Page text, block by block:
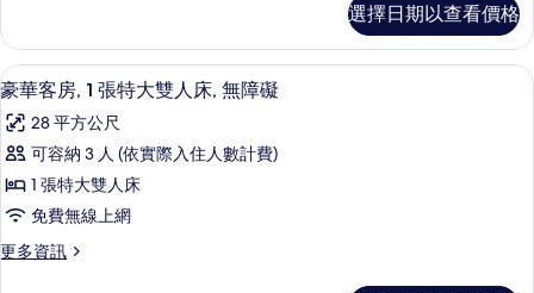
加
大
雙
人
床
的
所
有
客
房,
2
加
大
人
床
詳
選擇日期以查看價格
顯
示
豪
華
客
房,
1
高級寢具、羽絨被、客房內保險箱、書
10
豪華客房, 1 張特大雙人床, 無障礙
28 平方公尺
可容納 3 人 (依實際入住人數計費)
1 張特大雙人床
免費無線上網
更多資訊
更